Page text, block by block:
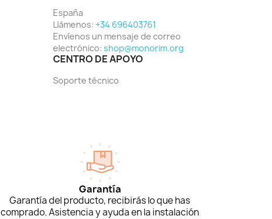
España
Llámenos: +34 696403761
Envíenos un mensaje de correo
electrónico: shop@monorim.org
CENTRO DE APOYO
Soporte técnico
Garantía
Garantía del producto, recibirás lo que has
comprado. Asistencia y ayuda en la instalación